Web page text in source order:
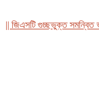
গুচ্ছভুক্ত সমন্বিত ভর্তি